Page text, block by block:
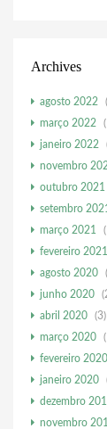
Archives
agosto 2022
março 2022
janeiro 2022
novembro
outubro 2021
setembro 2021
março 2021
fevereiro 2021
agosto 2020
junho 2020
abril 2020
(3)
março 2020
fevereiro 2020
janeiro 2020
dezembro
novembro